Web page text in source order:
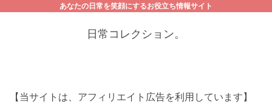
あなたの日常を笑顔にするお役立ち情報サイト
日常コレクション。
【当サイトは、アフィリエイト広告を利用しています】